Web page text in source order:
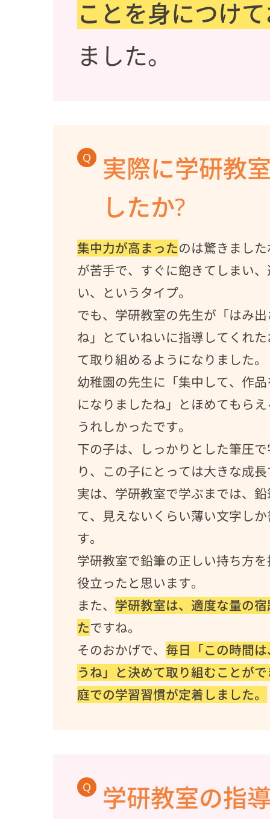
ことを身につけ
ました。
Q
実際に学研教
したか?
集中力が高まったのは驚きまし
が苦手で、すぐに飽きてしまい
い、というタイプ。
でも、学研教室の先生が「はみ
ね」とていねいに指導してくれ
て取り組めるようになりました。
幼稚園の先生に「集中して、作
になりましたね」とほめてもら
うれしかったです。
下の子は、しっかりとした筆圧
り、この子にとっては大きな成
実は、学研教室で学ぶまでは、
て、見えないくらい薄い文字し
す。
学研教室で鉛筆の正しい持ち方
役立ったと思います。
また、 学研教室は、適度な量の
たですね。
そのおかげで、 毎日「この時間
うね」と決めて取り組むことが
庭での学習習慣が定着しました。
Q
学研教室の指